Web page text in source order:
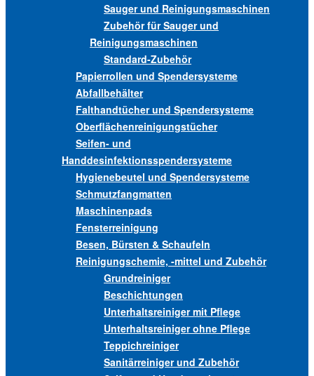
Sauger und Reinigungsmaschinen
Zubehör für Sauger und
Reinigungsmaschinen
Standard-Zubehör
Papierrollen und Spendersysteme
Abfallbehälter
Falthandtücher und Spendersysteme
Oberflächenreinigungstücher
Seifen- und
Handdesinfektionsspendersysteme
Hygienebeutel und Spendersysteme
Schmutzfangmatten
Maschinenpads
Fensterreinigung
Besen, Bürsten & Schaufeln
Reinigungschemie, -mittel und Zubehör
Grundreiniger
Beschichtungen
Unterhaltsreiniger mit Pflege
Unterhaltsreiniger ohne Pflege
Teppichreiniger
Sanitärreiniger und Zubehör